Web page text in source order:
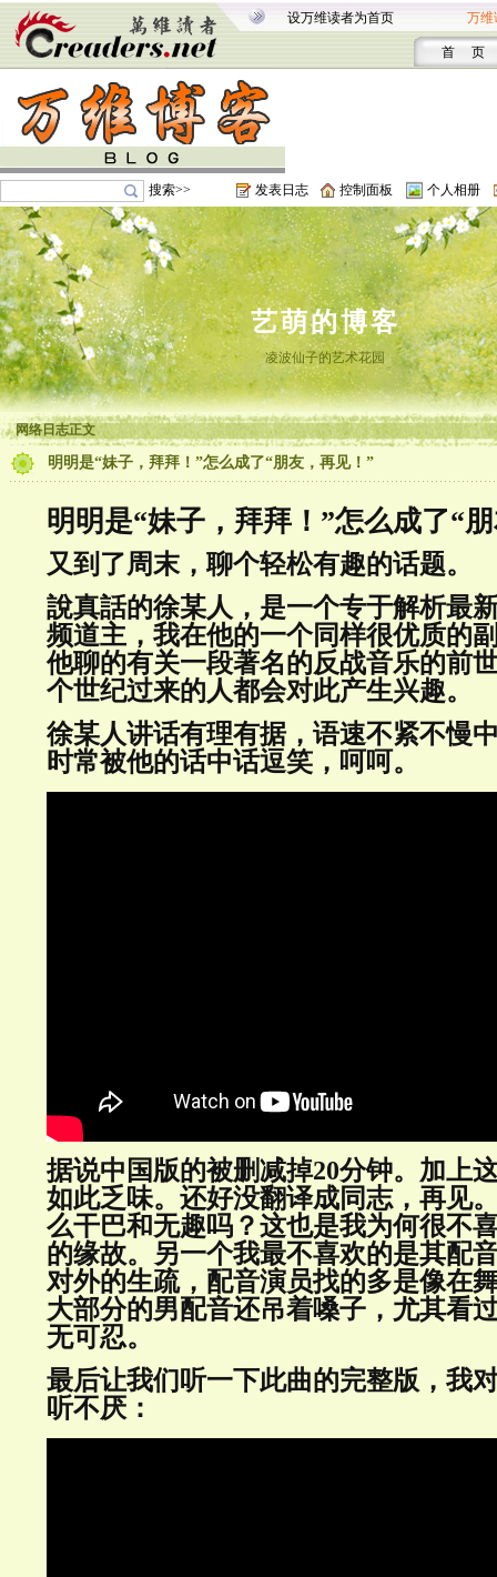
设万维读者为首页 万维
首 页
搜索>> 发表日志 控制面板 个人相册
艺萌的博客
凌波仙子的艺术花园
网络日志正文
明明是“妹子，拜拜！”怎么成了“朋友，再见！”
明明是“妹子，拜拜！”怎么成了“
又到了周末，聊个轻松有趣的话题。
說真話的徐某人，是一个专于解析最
频道主，我在他的一个同样很优质的
他聊的有关一段著名的反战音乐的前
个世纪过来的人都会对此产生兴趣。
徐某人讲话有理有据，语速不紧不慢
时常被他的话中话逗笑，呵呵。
据说中国版的被删减掉20分钟。加上
如此乏味。还好没翻译成同志，再见
么干巴和无趣吗？这也是我为何很不
的缘故。另一个我最不喜欢的是其配
对外的生疏，配音演员找的多是像在
大部分的男配音还吊着嗓子，尤其看
无可忍。
最后让我们听一下此曲的完整版，我
听不厌：